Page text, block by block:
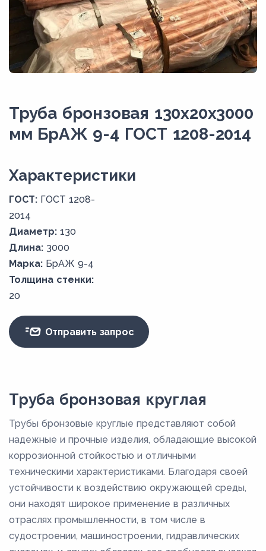
Труба бронзовая 130х20х3000
мм БрАЖ 9-4 ГОСТ 1208-2014
Xарактеристики
ГОСТ: ГОСТ 1208-
2014
Диаметр: 130
Длина: 3000
Марка: БрАЖ 9-4
Толщина стенки:
20
Отправить запрос
Труба бронзовая круглая
Трубы бронзовые круглые представляют собой
надежные и прочные изделия, обладающие высокой
коррозионной стойкостью и отличными
техническими характеристиками. Благодаря своей
устойчивости к воздействию окружающей среды,
они находят широкое применение в различных
отраслях промышленности, в том числе в
судостроении, машиностроении, гидравлических